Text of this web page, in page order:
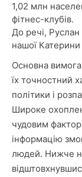
1,02 млн
фітнес-клубів.
До речі,
нашої
Основна
їх точностний
політики і
Широке
чудовим
інформацію
людей. Нижче